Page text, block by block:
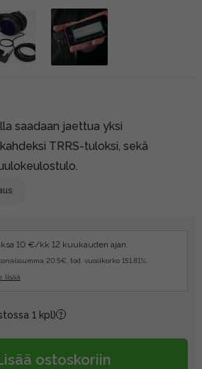
saadaan jaettua yksi
TRRS-tuloksi, sekä
10 €/kk 12 kuukauden ajan.
20.5€, tod. vuosikorko 151.81%.
lisää
1 kpl)
ostoskoriin